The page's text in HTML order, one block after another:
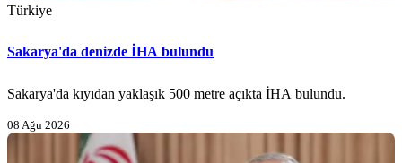
Türkiye
Sakarya'da denizde İHA bulundu
Sakarya'da kıyıdan yaklaşık 500 metre açıkta İHA bulundu.
08 Ağu 2026